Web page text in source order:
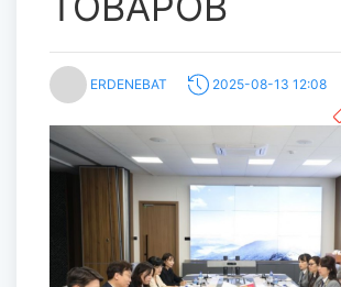
ERDENEBAT
2025-08-13 12:08